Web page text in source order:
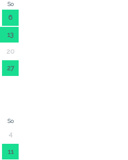
So
6
13
20
27
So
4
11